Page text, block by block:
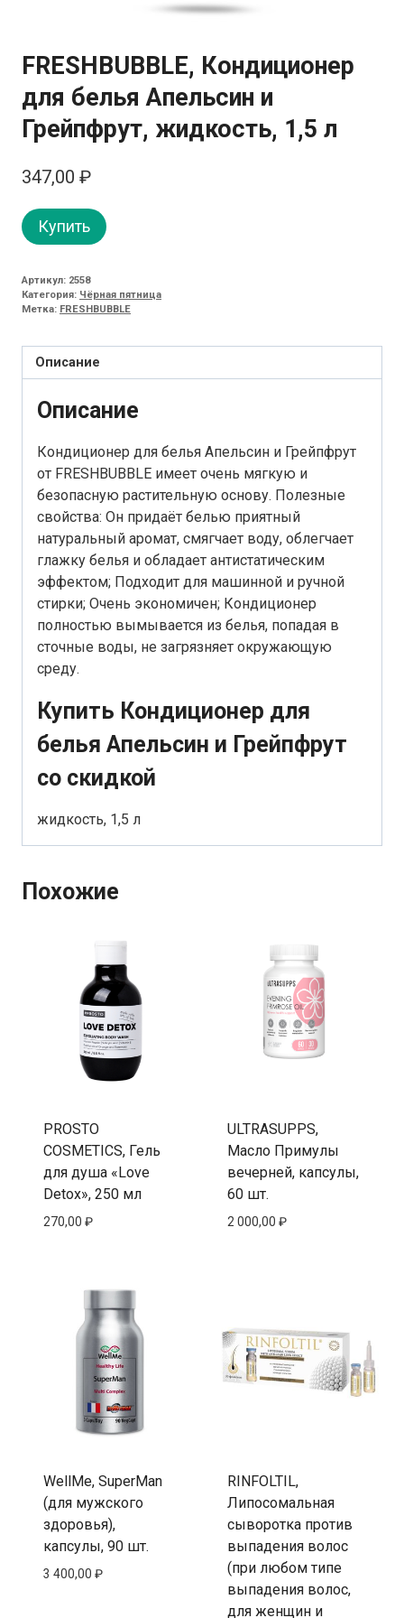
FRESHBUBBLE, Кондиционер
для белья Апельсин и
Грейпфрут, жидкость, 1,5 л
347,00 ₽
Купить
Артикул: 2558
Категория: Чёрная пятница
Метка: FRESHBUBBLE
Описание
Описание
Кондиционер для белья Апельсин и Грейпфрут
от FRESHBUBBLE имеет очень мягкую и
безопасную растительную основу. Полезные
свойства: Он придаёт белью приятный
натуральный аромат, смягчает воду, облегчает
глажку белья и обладает антистатическим
эффектом; Подходит для машинной и ручной
стирки; Очень экономичен; Кондиционер
полностью вымывается из белья, попадая в
сточные воды, не загрязняет окружающую
среду.
Купить Кондиционер для
белья Апельсин и Грейпфрут
со скидкой
жидкость, 1,5 л
Похожие
PROSTO
COSMETICS, Гель
для душа «Love
Detox», 250 мл
270,00 ₽
ULTRASUPPS,
Масло Примулы
вечерней, капсулы,
60 шт.
2 000,00 ₽
WellMe, SuperMan
(для мужского
здоровья),
капсулы, 90 шт.
3 400,00 ₽
RINFOLTIL,
Липосомальная
сыворотка против
выпадения волос
(при любом типе
выпадения волос,
для женщин и